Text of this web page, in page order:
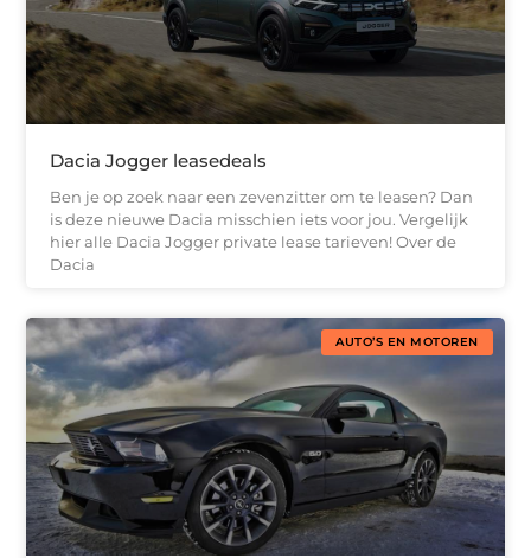
Dacia Jogger leasedeals
Ben je op zoek naar een zevenzitter om te leasen? Dan
is deze nieuwe Dacia misschien iets voor jou. Vergelijk
hier alle Dacia Jogger private lease tarieven! Over de
Dacia
AUTO’S EN MOTOREN